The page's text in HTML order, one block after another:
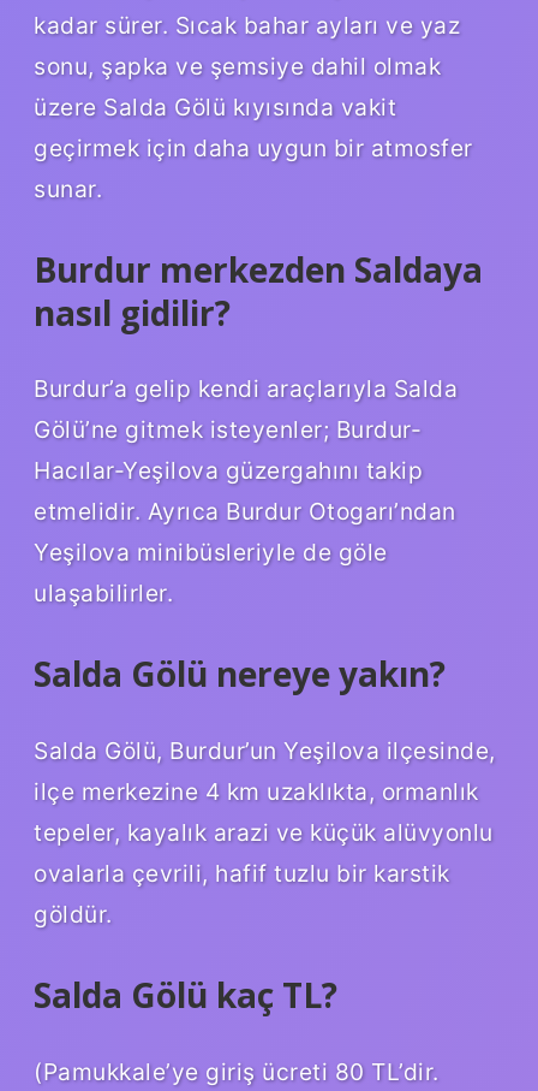
kadar sürer. Sıcak bahar ayları ve yaz
sonu, şapka ve şemsiye dahil olmak
üzere Salda Gölü kıyısında vakit
geçirmek için daha uygun bir atmosfer
sunar.
Burdur merkezden Saldaya
nasıl gidilir?
Burdur’a gelip kendi araçlarıyla Salda
Gölü’ne gitmek isteyenler; Burdur-
Hacılar-Yeşilova güzergahını takip
etmelidir. Ayrıca Burdur Otogarı’ndan
Yeşilova minibüsleriyle de göle
ulaşabilirler.
Salda Gölü nereye yakın?
Salda Gölü, Burdur’un Yeşilova ilçesinde,
ilçe merkezine 4 km uzaklıkta, ormanlık
tepeler, kayalık arazi ve küçük alüvyonlu
ovalarla çevrili, hafif tuzlu bir karstik
göldür.
Salda Gölü kaç TL?
(Pamukkale’ye giriş ücreti 80 TL’dir.